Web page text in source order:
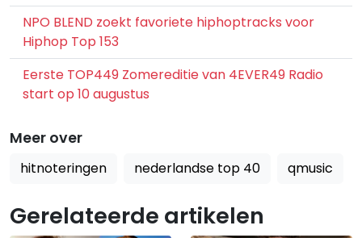
NPO BLEND zoekt favoriete hiphoptracks voor
Hiphop Top 153
Eerste TOP449 Zomereditie van 4EVER49 Radio
start op 10 augustus
Meer over
hitnoteringen nederlandse top 40 qmusic
Gerelateerde artikelen